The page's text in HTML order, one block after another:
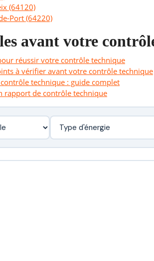
(64120)
Port (64220)
avant votre
réussir votre contrôle technique
à vérifier avant votre contrôle technique
technique : guide complet
rapport de contrôle technique